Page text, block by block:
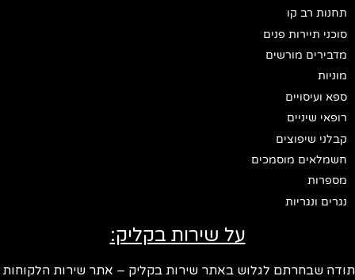
תחנות רב קו
סוכני תיירות פנים
מדבירים מורשים
מוניות
ספא ועיסויים
רופאי שיניים
קבלני שיפוצים
חשמלאים מוסמכים
מספרות
נגרים ונגריות
על שירות בקליק:
שבחרתם לגלוש באתר שירות בקליק – אתר שירות הלקוחות